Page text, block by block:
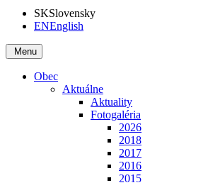
SKSlovensky
ENEnglish
Menu
Obec
Aktuálne
Aktuality
Fotogaléria
2026
2018
2017
2016
2015